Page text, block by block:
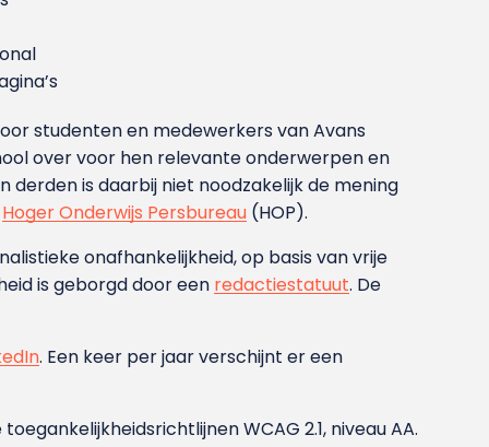
studenten en medewerkers van Avans
over voor hen relevante onderwerpen en
is daarbij niet noodzakelijk de mening
Hoger Onderwijs Persbureau (HOP).
onafhankelijkheid, op basis van vrije
is geborgd door een redactiestatuut. De
. Een keer per jaar verschijnt er een
WCAG 2.1, niveau AA.